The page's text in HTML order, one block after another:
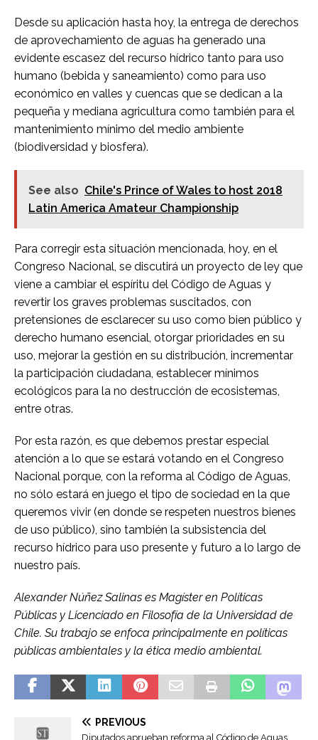
Desde su aplicación hasta hoy, la entrega de derechos
de aprovechamiento de aguas ha generado una
evidente escasez del recurso hídrico tanto para uso
humano (bebida y saneamiento) como para uso
económico en valles y cuencas que se dedican a la
pequeña y mediana agricultura como también para el
mantenimiento mínimo del medio ambiente
(biodiversidad y biosfera).
See also Chile's Prince of Wales to host 2018
Latin America Amateur Championship
Para corregir esta situación mencionada, hoy, en el
Congreso Nacional, se discutirá un proyecto de ley que
viene a cambiar el espíritu del Código de Aguas y
revertir los graves problemas suscitados, con
pretensiones de esclarecer su uso como bien público y
derecho humano esencial, otorgar prioridades en su
uso, mejorar la gestión en su distribución, incrementar
la participación ciudadana, establecer mínimos
ecológicos para la no destrucción de ecosistemas,
entre otras.
Por esta razón, es que debemos prestar especial
atención a lo que se estará votando en el Congreso
Nacional porque, con la reforma al Código de Aguas,
no sólo estará en juego el tipo de sociedad en la que
queremos vivir (en donde se respeten nuestros bienes
de uso público), sino también la subsistencia del
recurso hídrico para uso presente y futuro a lo largo de
nuestro país.
Alexander Núñez Salinas es Magíster en Políticas
Públicas y Licenciado en Filosofía de la Universidad de
Chile. Su trabajo se enfoca principalmente en políticas
públicas ambientales y la ética medio ambiental.
ọ
PREVIOUS
Diputados aprueban reforma al Código de Aguas